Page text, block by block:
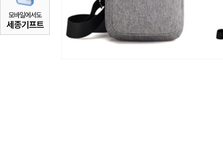
모바일에서도
세종기프트